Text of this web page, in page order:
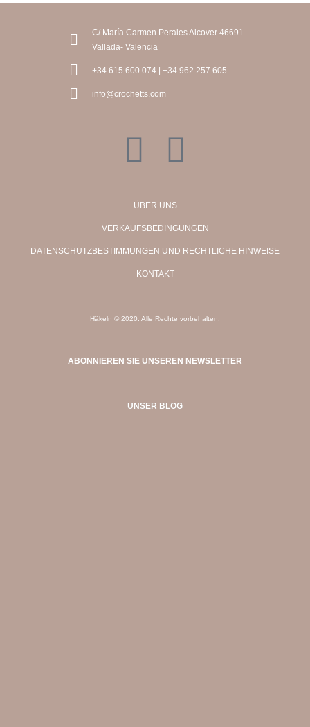
C/ María Carmen Perales Alcover 46691 -
Vallada- Valencia
+34 615 600 074 | +34 962 257 605
info@crochetts.com
ÜBER UNS
VERKAUFSBEDINGUNGEN
DATENSCHUTZBESTIMMUNGEN UND RECHTLICHE HINWEISE
KONTAKT
Häkeln © 2020. Alle Rechte vorbehalten.
ABONNIEREN SIE UNSEREN NEWSLETTER
UNSER BLOG